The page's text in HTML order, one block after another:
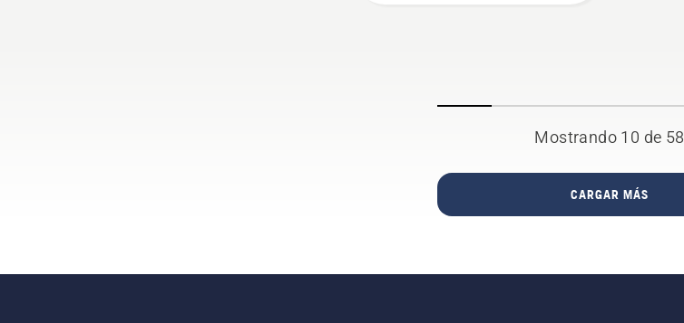
instrucciones de este vídeo
comprobar que el sistema
de tu motosierra funciona
correctamente. Comprueba
asegúrate de que el freno de
Mostrando 10 de 58
CARGAR MÁS